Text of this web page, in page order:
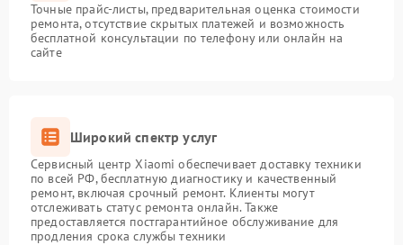
Точные прайс-листы, предварительная оценка стоимости
ремонта, отсутствие скрытых платежей и возможность
бесплатной консультации по телефону или онлайн на
сайте
Широкий спектр услуг
Сервисный центр Xiaomi обеспечивает доставку техники
по всей РФ, бесплатную диагностику и качественный
ремонт, включая срочный ремонт. Клиенты могут
отслеживать статус ремонта онлайн. Также
предоставляется постгарантийное обслуживание для
продления срока службы техники